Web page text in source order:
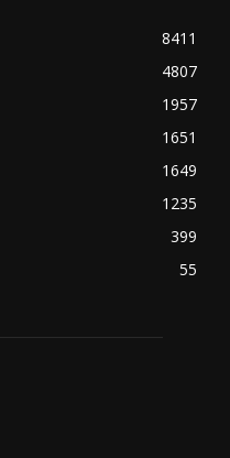
8411
4807
1957
1651
1649
1235
399
55